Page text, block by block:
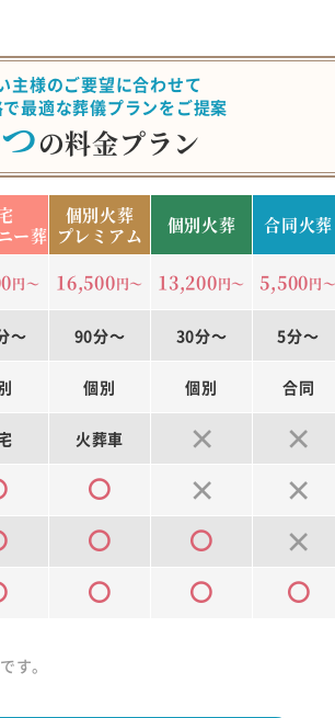
主様のご要望に合わせて
最適な葬儀プランをご提案
の料金プラン
ー葬
個別火葬
プレミアム
個別火葬 合同火葬
円～ 16,500円～ 13,200円～ 5,500円
～ 90分～ 30分～ 5分～
個別 個別 合同
火葬車
す。